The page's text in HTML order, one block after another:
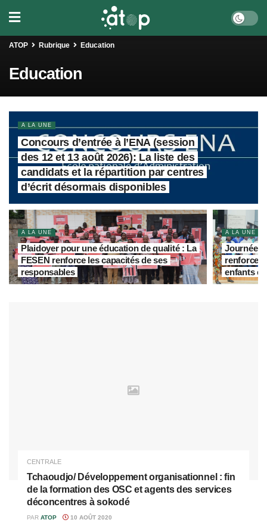
ATOP Rubrique Education
Education
A LA UNE
Concours d’entrée à l’ENA (session
des 12 et 13 août 2026): La liste des
candidats et la répartition par centres
d’écrit désormais disponibles
A LA UNE
Plaidoyer pour une éducation de qualité : La
FESEN renforce les capacités de ses
responsables
A LA UNE
Journée
renforcer
enfants et
CENTRALE
Tchaoudjo/ Développement organisationnel : fin
de la formation des OSC et agents des services
déconcentres à sokodé
PAR ATOP 10 AOÛT 2020